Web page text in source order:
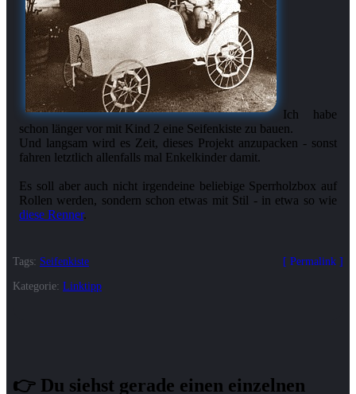
Ich habe
schon länger vor mit Kind 2 eine Seifenkiste zu bauen.
Und langsam wird es Zeit, dieses Projekt anzupacken - sonst
fahren letztlich allenfalls mal Enkelkinder damit.
Es soll aber auch nicht irgendeine beliebige Sperrholzbox auf
Rollen werden, sondern schon etwas mit Stil - in etwa so wie
diese Renner
Permalink
Tags: Seifenkiste
Kategorie: Linktipp
👉 Du siehst gerade einen einzelnen